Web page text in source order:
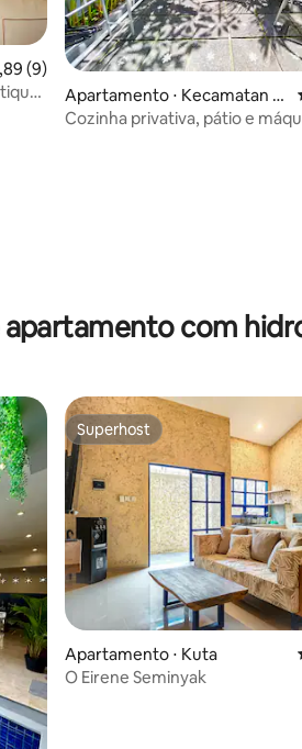
de uma avaliação média de 5, 9
(9)
Apartamento ⋅ Kecamatan K
uta Utara
Cozinha privativa, pátio e
com
Superhost
Superhost
Apartamento ⋅ Kuta
O Eirene Seminyak